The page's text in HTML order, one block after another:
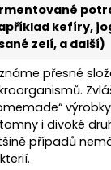
kefíry,
zelí, a další)
přesné
i divoké
případů